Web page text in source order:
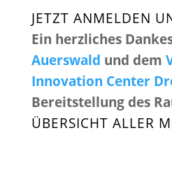
JETZT ANMELDEN
Ein herzliches
Auerswald und dem
Innovation Center
Bereitstellung des
ÜBERSICHT ALLER